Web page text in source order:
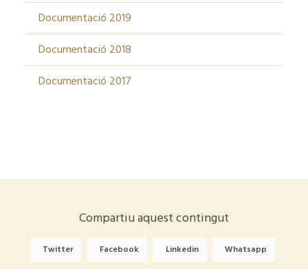
Documentació 2019
Documentació 2018
Documentació 2017
Compartiu aquest contingut
Twitter Facebook Linkedin Whatsapp